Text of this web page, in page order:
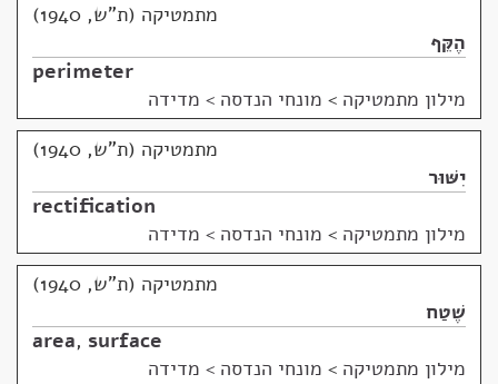
מתמטיקה (ת"ש, 1940)
הֶקֵּף
perimeter
מילון מתמטיקה > מונחי הנדסה > מדידה
מתמטיקה (ת"ש, 1940)
יִשּׁוּר
rectification
מילון מתמטיקה > מונחי הנדסה > מדידה
מתמטיקה (ת"ש, 1940)
שֶׁטַח
area, surface
מילון מתמטיקה > מונחי הנדסה > מדידה